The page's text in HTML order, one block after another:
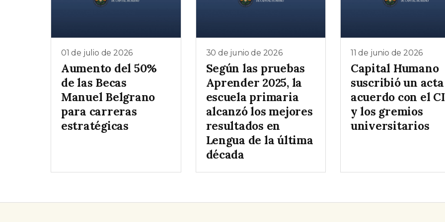
01 de julio de 2026
Aumento del 50%
de las Becas
Manuel Belgrano
para carreras
estratégicas
30 de junio de 2026
Según las pruebas
Aprender 2025, la
escuela primaria
alcanzó los mejores
resultados en
Lengua de la última
década
11 de junio de 2026
Capital Humano
suscribió un acta
acuerdo con el
y los gremios
universitarios